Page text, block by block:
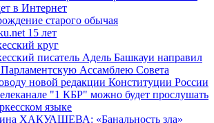
в Интернет
старого обычая
15 лет
круг
писатель Адель Башкауи направил
Ассамблею Совета
новой редакции Конституции России
"1 КБР" можно будет прослушать
языке
ХАКУАШЕВА: «Банальность зла»